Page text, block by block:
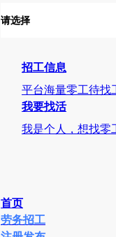
请选择
招工信息
平台海量零工待找
我要找活
我是个人，想找零
首页
劳务招工